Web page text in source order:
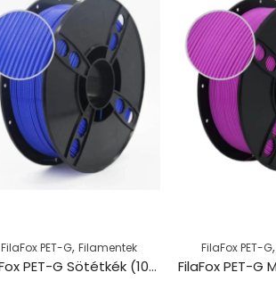
FilaFox PET-G, Filamentek
FilaFox PET-G Sötétkék (1000g / 1,75mm)
FilaFox PET-G,